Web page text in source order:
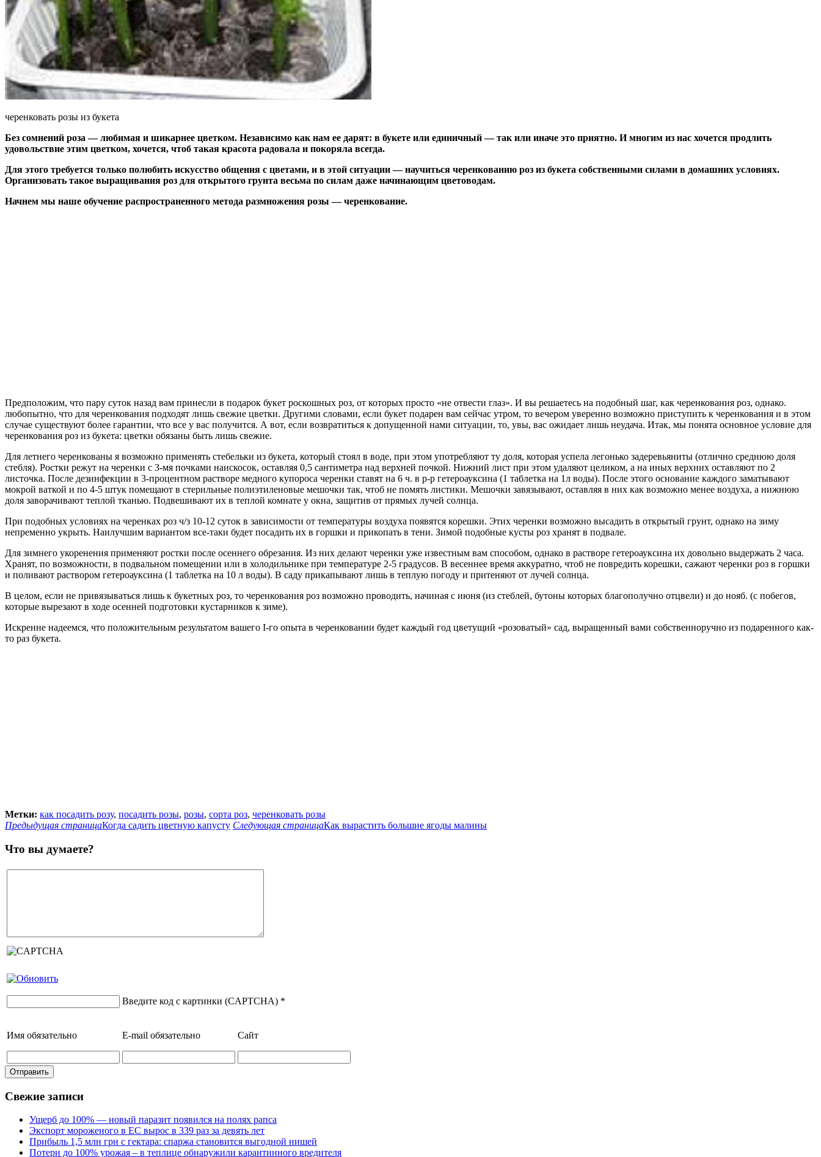
черенковать розы из букета
Без сомнений роза — любимая и шикарнее цветком. Независимо как нам ее дарят: в букете или единичный — так или иначе это приятно. И многим из нас хочется продлить
удовольствие этим цветком, хочется, чтоб такая красота радовала и покоряла всегда.
Для этого требуется только полюбить искусство общения с цветами, и в этой ситуации — научиться черенкованию роз из букета собственными силами в домашних условиях.
Организовать такое выращивания роз для открытого грунта весьма по силам даже начинающим цветоводам.
Начнем мы наше обучение распространенного метода размножения розы — черенкование.
Предположим, что пару суток назад вам принесли в подарок букет роскошных роз, от которых просто «не отвести глаз». И вы решаетесь на подобный шаг, как черенкования роз, однако.
любопытно, что для черенкования подходят лишь свежие цветки. Другими словами, если букет подарен вам сейчас утром, то вечером уверенно возможно приступить к черенкования и в этом
случае существуют более гарантии, что все у вас получится. А вот, если возвратиться к допущенной нами ситуации, то, увы, вас ожидает лишь неудача. Итак, мы понята основное условие для
черенкования роз из букета: цветки обязаны быть лишь свежие.
Для летнего черенкованы я возможно применять стебельки из букета, который стоял в воде, при этом употребляют ту доля, которая успела легонько задеревьяниты (отлично среднюю доля
стебля). Ростки режут на черенки с 3-мя почками наискосок, оставляя 0,5 сантиметра над верхней почкой. Нижний лист при этом удаляют целиком, а на иных верхних оставляют по 2
листочка. После дезинфекции в 3-процентном растворе медного купороса черенки ставят на 6 ч. в р-р гетероауксина (1 таблетка на 1л воды). После этого основание каждого заматывают
мокрой ваткой и по 4-5 штук помещают в стерильные полиэтиленовые мешочки так, чтоб не помять листики. Мешочки завязывают, оставляя в них как возможно менее воздуха, а нижнюю
доля заворачивают теплой тканью. Подвешивают их в теплой комнате у окна, защитив от прямых лучей солнца.
При подобных условиях на черенках роз ч/з 10-12 суток в зависимости от температуры воздуха появятся корешки. Этих черенки возможно высадить в открытый грунт, однако на зиму
непременно укрыть. Наилучшим вариантом все-таки будет посадить их в горшки и прикопать в тени. Зимой подобные кусты роз хранят в подвале.
Для зимнего укоренения применяют ростки после осеннего обрезания. Из них делают черенки уже известным вам способом, однако в растворе гетероауксина их довольно выдержать 2 часа.
Хранят, по возможности, в подвальном помещении или в холодильнике при температуре 2-5 градусов. В весеннее время аккуратно, чтоб не повредить корешки, сажают черенки роз в горшки
и поливают раствором гетероауксина (1 таблетка на 10 л воды). В саду прикапывают лишь в теплую погоду и притеняют от лучей солнца.
В целом, если не привязываться лишь к букетных роз, то черенкования роз возможно проводить, начиная с июня (из стеблей, бутоны которых благополучно отцвели) и до нояб. (с побегов,
которые вырезают в ходе осенней подготовки кустарников к зиме).
Искренне надеемся, что положительным результатом вашего I-го опыта в черенковании будет каждый год цветущий «розоватый» сад, выращенный вами собственноручно из подаренного как-
то раз букета.
Метки: как посадить розу, посадить розы, розы, сорта роз, черенковать розы
Предыдущая страницаКогда садить цветную капусту Следующая страницаКак вырастить большие ягоды малины
Что вы думаете?
Введите код с картинки (CAPTCHA) *
Имя обязательно E-mail обязательно Сайт
Свежие записи
Ущерб до 100% — новый паразит появился на полях рапса
Экспорт мороженого в ЕС вырос в 339 раз за девять лет
Прибыль 1,5 млн грн с гектара: спаржа становится выгодной нишей
Потери до 100% урожая – в теплице обнаружили карантинного вредителя